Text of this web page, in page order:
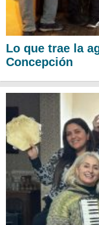
Lo que trae la
Concepción